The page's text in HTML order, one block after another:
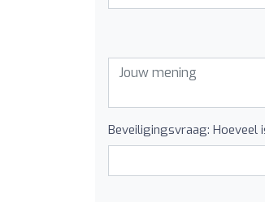
Beveiligingsvraag: Hoeveel